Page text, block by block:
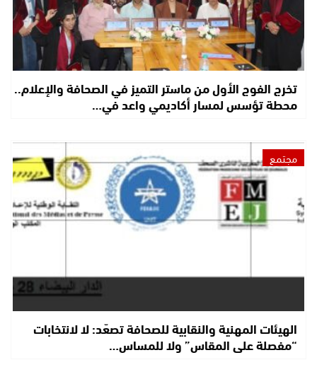
تخرج الفوج الأول من ماستر التميز في الصحافة والإعلام..
محطة تؤسس لمسار أكاديمي واعد في…
مجتمع
الهيئات المهنية والنقابية للصحافة تصعّد: لا لانتخابات
“مفصلة على المقاس” ولا للمساس…